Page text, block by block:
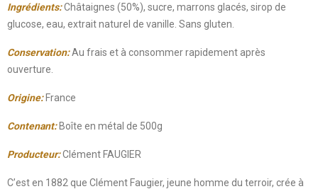
Ingrédients:Châtaignes (50%), sucre, marrons glacés, sirop de
glucose, eau, extrait naturel de vanille. Sans gluten.
Conservation:Au frais et à consommer rapidement après
ouverture.
Origine: France
Contenant: Boîte en métal de 500g
Producteur:Clément FAUGIER
C’est en 1882 que Clément Faugier, jeune homme du terroir, crée à